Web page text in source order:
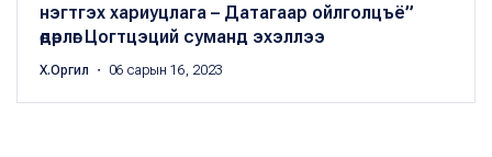
нэгтгэх хариуцлага – Датагаар ойлголцъё”
өдөрлөг Цогтцэций суманд эхэллээ
Х.Оргил ・ 06 сарын 16, 2023